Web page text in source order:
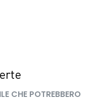
CHE POTREBBERO